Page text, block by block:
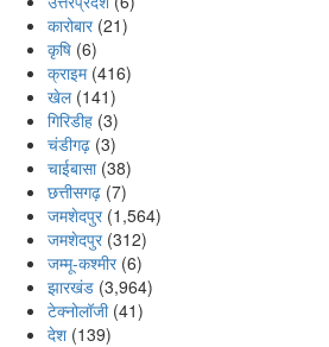
कारोबार(21)
कृषि (6)
क्राइम(416)
खेल(141)
गिरिडीह (3)
चंडीगढ़ (3)
चाईबासा(38)
छत्तीसगढ़ (7)
जमशेदपुर(1,564)
जमशेदपुर(312)
जम्मू-कश्मीर(6)
झारखंड (3,964)
टेक्नोलॉजी(41)
देश (139)